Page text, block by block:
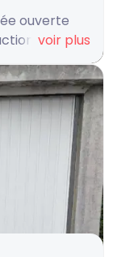
ouverte
normal
voir plus